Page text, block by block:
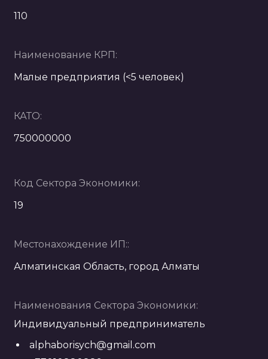
110
Наименование КРП:
Малые предприятия (<5 человек)
КАТО:
750000000
Код Сектора Экономики:
19
Местонахождение ИП::
Алматинская Область, город Алматы
Наименования Сектора Экономики:
Индивидуальный предприниматель
alphaborisych@gmail.com